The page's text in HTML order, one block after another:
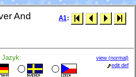
And
A1:
Jazyk:
view (normal)
edit def